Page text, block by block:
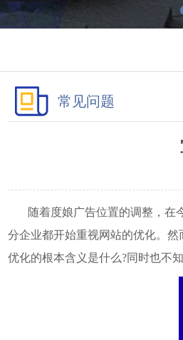
1
常见问题
随着度娘广告位置的调整， 在
分企业都开始重视网站的优化。
优化的根本含义是什么?同时也不